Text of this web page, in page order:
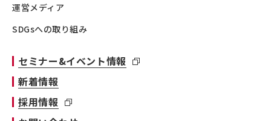
運営メディア
SDGsへの取り組み
セミナー&イベント情報
新着情報
採用情報